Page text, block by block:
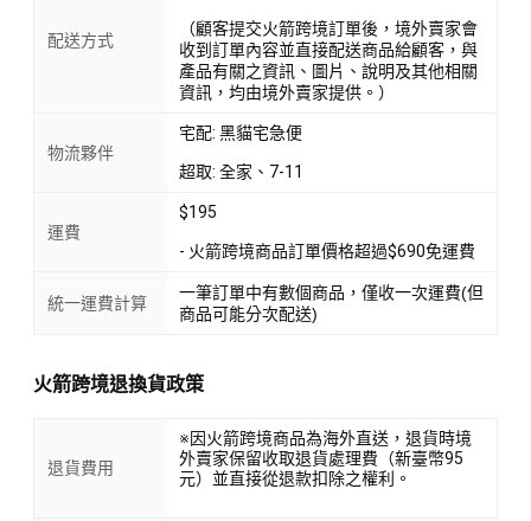
配送方式
（顧客提交火箭跨境訂單後，境外賣家會
收到訂單內容並直接配送商品給顧客，與
產品有關之資訊、圖片、說明及其他相關
資訊，均由境外賣家提供。）
物流夥伴
宅配: 黑貓宅急便
超取: 全家、7-11
運費
$195
- 火箭跨境商品訂單價格超過$690免運費
統一運費計算
一筆訂單中有數個商品，僅收一次運費(但
商品可能分次配送)
火箭跨境退換貨政策
退貨費用
※因火箭跨境商品為海外直送，退貨時境
外賣家保留收取退貨處理費（新臺幣95
元）並直接從退款扣除之權利。